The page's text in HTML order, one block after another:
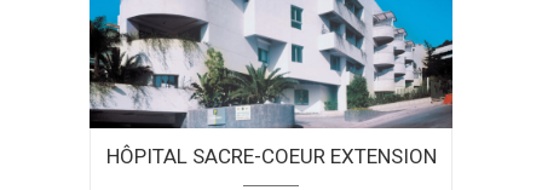
HÔPITAL SACRE-COEUR EXTENSION